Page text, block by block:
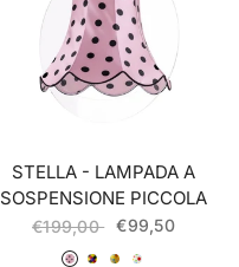
STELLA - LAMPADA A
SOSPENSIONE PICCOLA
€199,00 €99,50
036 Rosa Pois Nero037 Arlecchino
040 Giallo Fiori041 Bianco Pois Multicolor